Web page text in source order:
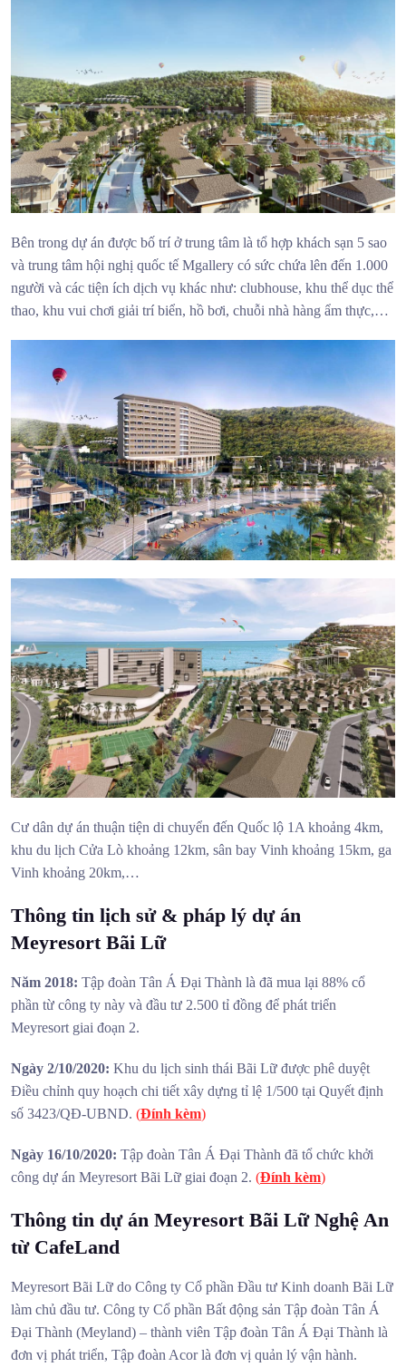
Bên trong dự án được bố trí ở trung tâm là tổ hợp khách sạn 5 sao
và trung tâm hội nghị quốc tế Mgallery có sức chứa lên đến 1.000
người và các tiện ích dịch vụ khác như: clubhouse, khu thể dục thể
thao, khu vui chơi giải trí biển, hồ bơi, chuỗi nhà hàng ẩm thực,…
Cư dân dự án thuận tiện di chuyển đến Quốc lộ 1A khoảng 4km,
khu du lịch Cửa Lò khoảng 12km, sân bay Vinh khoảng 15km, ga
Vinh khoảng 20km,…
Thông tin lịch sử & pháp lý dự án
Meyresort Bãi Lữ
Năm 2018: Tập đoàn Tân Á Đại Thành là đã mua lại 88% cổ
phần từ công ty này và đầu tư 2.500 tỉ đồng để phát triển
Meyresort giai đoạn 2.
Ngày 2/10/2020: Khu du lịch sinh thái Bãi Lữ được phê duyệt
Điều chỉnh quy hoạch chi tiết xây dựng tỉ lệ 1/500 tại Quyết định
số 3423/QĐ-UBND. (Đính kèm)
Ngày 16/10/2020: Tập đoàn Tân Á Đại Thành đã tổ chức khởi
công dự án Meyresort Bãi Lữ giai đoạn 2. (Đính kèm)
Thông tin dự án Meyresort Bãi Lữ Nghệ An
từ CafeLand
Meyresort Bãi Lữ do Công ty Cổ phần Đầu tư Kinh doanh Bãi Lữ
làm chủ đầu tư. Công ty Cổ phần Bất động sản Tập đoàn Tân Á
Đại Thành (Meyland) – thành viên Tập đoàn Tân Á Đại Thành là
đơn vị phát triển, Tập đoàn Acor là đơn vị quản lý vận hành.